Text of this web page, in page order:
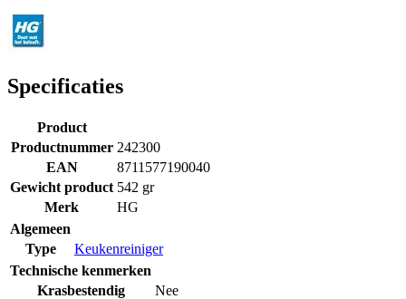
Specificaties
Product
Productnummer 242300
EAN
8711577190040
Gewicht product 542 gr
Merk
HG
Algemeen
Type
Keukenreiniger
Technische kenmerken
Krasbestendig
Nee